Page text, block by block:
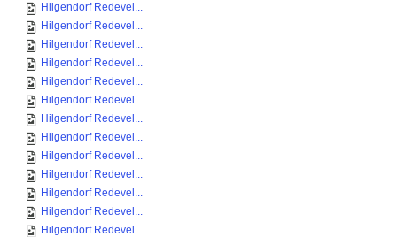
Hilgendorf Redevel...
Hilgendorf Redevel...
Hilgendorf Redevel...
Hilgendorf Redevel...
Hilgendorf Redevel...
Hilgendorf Redevel...
Hilgendorf Redevel...
Hilgendorf Redevel...
Hilgendorf Redevel...
Hilgendorf Redevel...
Hilgendorf Redevel...
Hilgendorf Redevel...
Hilgendorf Redevel...